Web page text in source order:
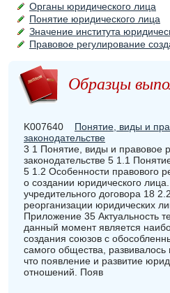
Органы юридического лица
Понятие юридического лица
Значение института
Правовое регулирование
Образцы
K007640 Понятие, виды и
законодательстве
3 1 Понятие, виды и правовое
законодательстве 5 1.1
5 1.2 Особенности правового
о создании юридического
учредительного договора 18
реорганизации юридических
Приложение 35 Актуальность
данный момент является
создания союзов с
самого общества, развивалось
что появление и развитие
отношений. Появ